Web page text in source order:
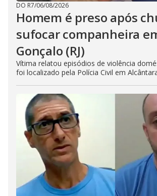
DO R7/06/08/2026
Homem é preso após
sufocar companheira
Gonçalo (RJ)
Vítima relatou episódios de violência
foi localizado pela Polícia Civil em